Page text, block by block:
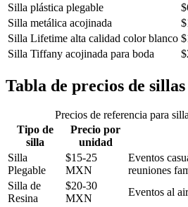
Silla plástica plegable
Silla metálica acojinada
Silla Lifetime alta calidad color blanco
Silla Tiffany acojinada para boda
Tabla de precios de sillas
Precios de referencia para
Tipo de
silla
Precio por
unidad
Silla
Plegable
$15-25
MXN
Eventos
reuniones
Silla de
Resina
$20-30
MXN
Eventos al